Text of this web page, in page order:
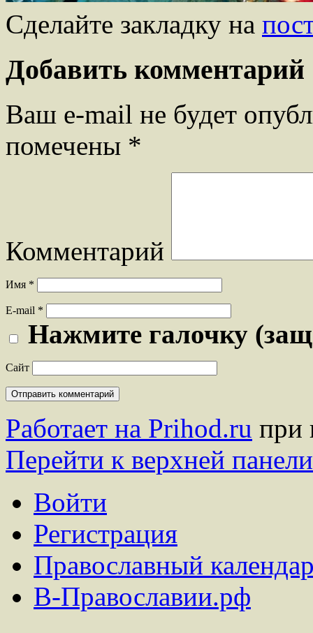
Сделайте закладку на
Добавить комментарий
Ваш e-mail не будет
помечены *
Комментарий
Имя *
E-mail *
Нажмите галочку
Сайт
Работает на Prihod.ru при
Перейти к верхней панели
Войти
Регистрация
Православный
В-Православии.рф